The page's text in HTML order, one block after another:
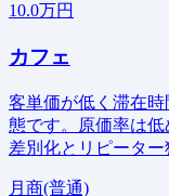
10.0万円
カフェ
客単価が低く滞在
態です。原価率は低
差別化とリピーター
月商(普通)